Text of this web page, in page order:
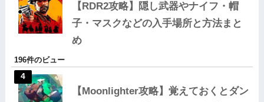
【RDR2攻略】隠し武器やナイフ・帽
子・マスクなどの入手場所と方法まと
め
196件のビュー
【Moonlighter攻略】覚えておくとダン